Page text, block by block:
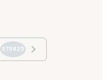
575825